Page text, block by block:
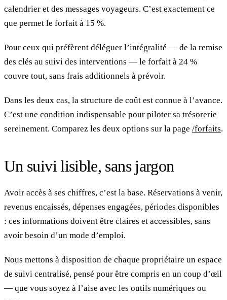
calendrier et des messages voyageurs. C’est exactement ce
que permet le forfait à 15 %.
Pour ceux qui préfèrent déléguer l’intégralité — de la remise
des clés au suivi des interventions — le forfait à 24 %
couvre tout, sans frais additionnels à prévoir.
Dans les deux cas, la structure de coût est connue à l’avance.
C’est une condition indispensable pour piloter sa trésorerie
sereinement. Comparez les deux options sur la page /forfaits.
Un suivi lisible, sans jargon
Avoir accès à ses chiffres, c’est la base. Réservations à venir,
revenus encaissés, dépenses engagées, périodes disponibles
: ces informations doivent être claires et accessibles, sans
avoir besoin d’un mode d’emploi.
Nous mettons à disposition de chaque propriétaire un espace
de suivi centralisé, pensé pour être compris en un coup d’œil
— que vous soyez à l’aise avec les outils numériques ou